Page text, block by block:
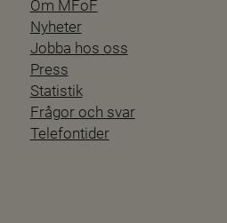
Om MFoF
Nyheter
Jobba hos oss
Press
Statistik
Frågor och svar
Telefontider